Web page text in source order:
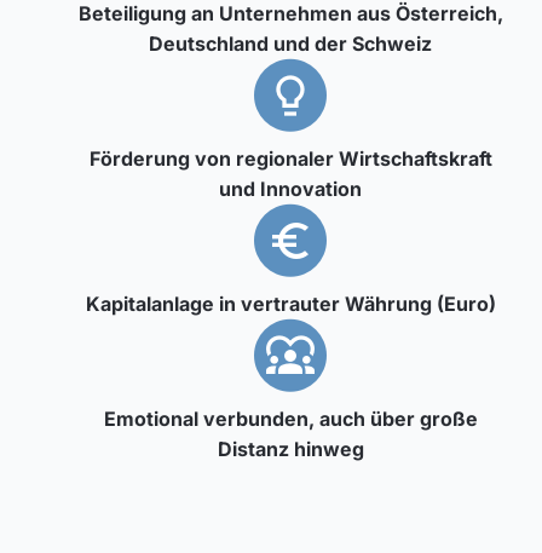
Beteiligung an Unternehmen aus Österreich,
Deutschland und der Schweiz
Förderung von regionaler Wirtschaftskraft
und Innovation
Kapitalanlage in vertrauter Währung (Euro)
Emotional verbunden, auch über große
Distanz hinweg